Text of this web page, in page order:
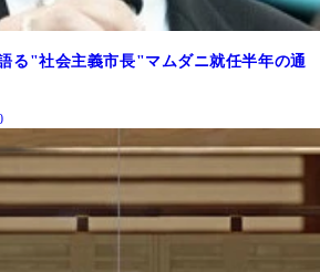
る"社会主義市長"マムダニ就任半年の通